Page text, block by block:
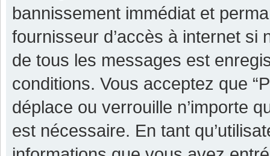
bannissement immédiat et
fournisseur d’accès à internet si
de tous les messages est
conditions. Vous acceptez que
déplace ou verrouille n’importe
est nécessaire. En tant